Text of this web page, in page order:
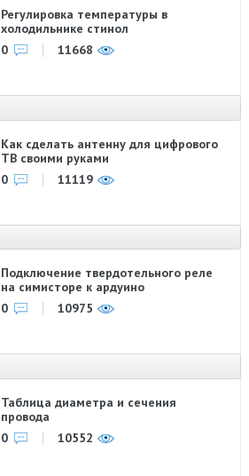
Регулировка температуры в
холодильнике стинол
0
11668
Как сделать антенну для цифрового
ТВ своими руками
0
11119
Подключение твердотельного реле
на симисторе к ардуино
0
10975
Таблица диаметра и сечения
провода
0
10552